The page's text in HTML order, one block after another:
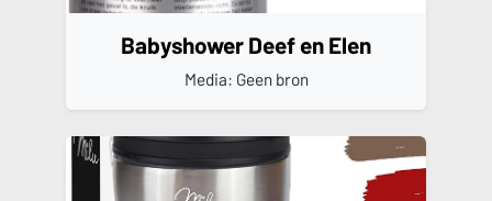
Babyshower Deef en Elen
Media: Geen bron